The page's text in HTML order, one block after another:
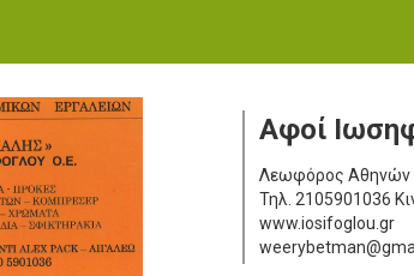
Αφοί
Λεωφόρος Αθηνών
Τηλ. 2105901036
www.iosifoglou.gr